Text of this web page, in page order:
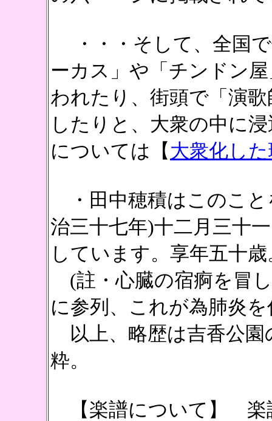
・・・そして、全国
ーカス」や「チンドン
われたり、街頭で「演
したりと、大衆の中に
については【大衆化し
・田中穂積はこのこと
治三十七年)十二月三十
しています。享年五十歳
(註・心臓の宿痾を冒
に参列、これが為肺炎
以上、略歴は吉香公園
粋。
【楽譜について 】 楽